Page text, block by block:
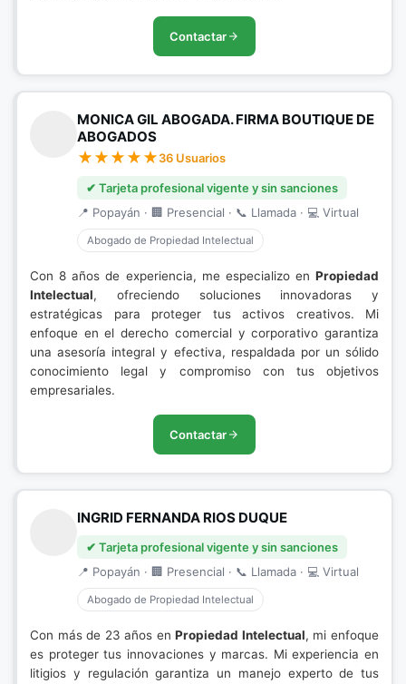
Contactar
MONICA GIL ABOGADA. FIRMA BOUTIQUE DE
ABOGADOS
36 Usuarios
✔ Tarjeta profesional vigente y sin sanciones
📍 Popayán · 🏢 Presencial · 📞 Llamada · 💻 Virtual
Abogado de Propiedad Intelectual
Con 8 años de experiencia, me especializo en Propiedad
Intelectual, ofreciendo soluciones innovadoras y
estratégicas para proteger tus activos creativos. Mi
enfoque en el derecho comercial y corporativo garantiza
una asesoría integral y efectiva, respaldada por un sólido
conocimiento legal y compromiso con tus objetivos
empresariales.
Contactar
INGRID FERNANDA RIOS DUQUE
✔ Tarjeta profesional vigente y sin sanciones
📍 Popayán · 🏢 Presencial · 📞 Llamada · 💻 Virtual
Abogado de Propiedad Intelectual
Con más de 23 años enPropiedad Intelectual, mi enfoque
es proteger tus innovaciones y marcas. Mi experiencia en
litigios y regulación garantiza un manejo experto de tus